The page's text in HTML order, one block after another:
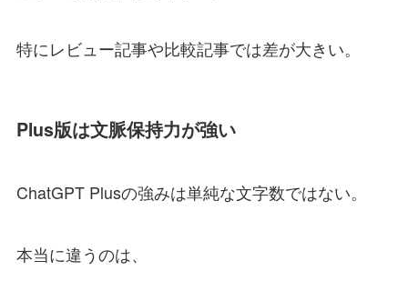
特にレビュー記事や比較記事では差が大きい。
Plus版は文脈保持力が強い
ChatGPT Plusの強みは単純な文字数ではない。
本当に違うのは、